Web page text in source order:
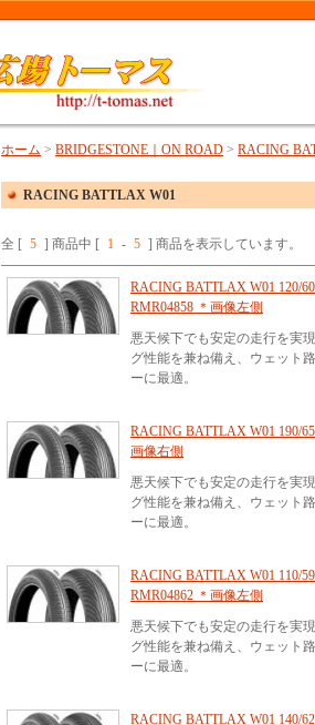
ホーム > BRIDGESTONE｜ON ROAD > RACING
RACING BATTLAX W01
全 [ 5 ] 商品中 [ 1 - 5 ] 商品を表示しています。
RACING BATTLAX W01 120/
RMR04858 ＊画像左側
悪天候下でも安定の走行を実
グ性能を兼ね備え、ウェット
ーに最適。
RACING BATTLAX W01 190/
画像右側
悪天候下でも安定の走行を実
グ性能を兼ね備え、ウェット
ーに最適。
RACING BATTLAX W01 110/
RMR04862 ＊画像左側
悪天候下でも安定の走行を実
グ性能を兼ね備え、ウェット
ーに最適。
RACING BATTLAX W01 140/